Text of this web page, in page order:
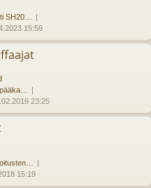
SH20…
15:59
23:25
15:19